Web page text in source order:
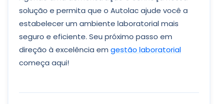
solução e permita que o Autolac ajude você a
estabelecer um ambiente laboratorial mais
seguro e eficiente. Seu próximo passo em
direção à excelência em gestão laboratorial
começa aqui!